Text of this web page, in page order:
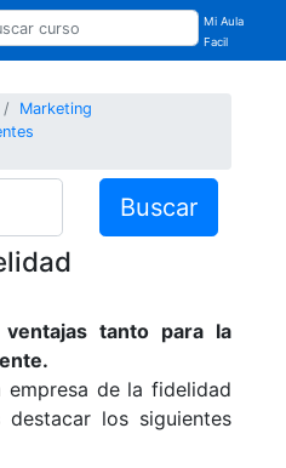
Mi Aula
Facil
Marketing
Buscar
tanto para la
empresa de la fidelidad
los siguientes